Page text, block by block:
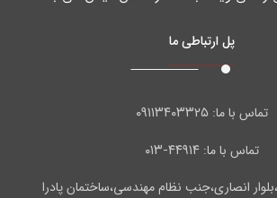
پل ارتباطی ما
تماس با ما:۰۹۱۱۳۴۰۳۳۲۵
تماس با ما: ۴۴۹۱۴-۰۱۳
انصاری،جنب نظام مهندسی،ساختمان پادرا